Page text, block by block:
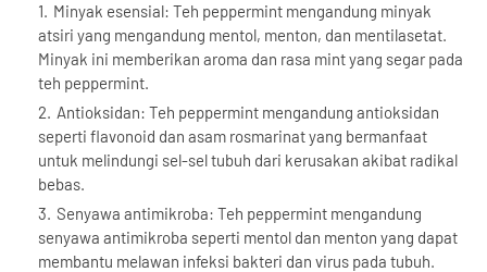
Minyak esensial: Teh peppermint mengandung minyak
atsiri yang mengandung mentol, menton, dan mentilasetat.
Minyak ini memberikan aroma dan rasa mint yang segar pada
teh peppermint.
Antioksidan: Teh peppermint mengandung antioksidan
seperti flavonoid dan asam rosmarinat yang bermanfaat
untuk melindungi sel-sel tubuh dari kerusakan akibat radikal
bebas.
Senyawa antimikroba: Teh peppermint mengandung
senyawa antimikroba seperti mentol dan menton yang dapat
membantu melawan infeksi bakteri dan virus pada tubuh.